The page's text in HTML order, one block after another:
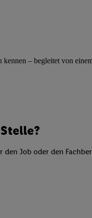
– begleitet von
Job oder den
Informationen,
von Profilen